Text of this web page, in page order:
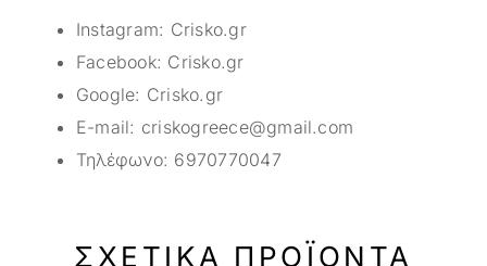
Instagram: Crisko.gr
Facebook: Crisko.gr
Google: Crisko.gr
E-mail: criskogreece@gmail.com
Τηλέφωνο: 6970770047
ΣΧΕΤΙΚΆ ΠΡΟΪΌΝΤΑ